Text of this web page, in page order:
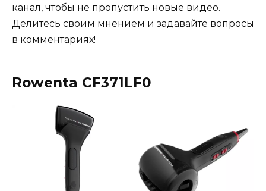
канал, чтобы не пропустить новые видео.
Делитесь своим мнением и задавайте вопросы
в комментариях!
Rowenta CF371LF0